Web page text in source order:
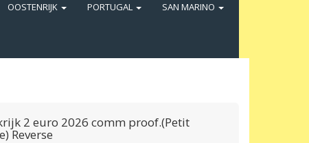
OOSTENRIJK PORTUGAL SAN MARINO
2 euro 2026 comm proof.(Petit
Reverse